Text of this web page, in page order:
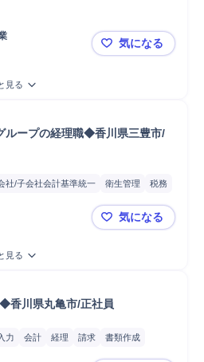
【高松】経
気になる
見る
ループの経理職◆香川県三豊市/
社/子会社会計基準統一 衛生管理
税務
【安定×成
気になる
見る
香川県丸亀市/正社員
力 会計 経理 請求
書類作成